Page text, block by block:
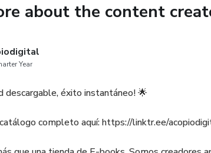
about the content
Year
descargable, éxito instantáneo! 🌟
completo aquí: https://linktr.ee/